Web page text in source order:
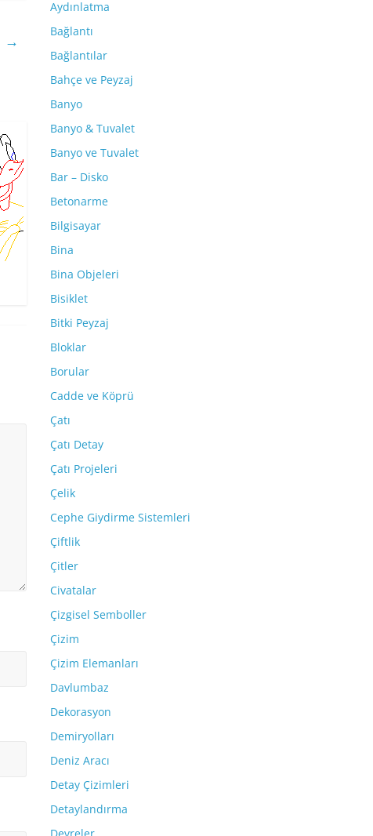
→
Aydınlatma
Bağlantı
Bağlantılar
Bahçe ve Peyzaj
Banyo
Banyo & Tuvalet
Banyo ve Tuvalet
Bar – Disko
Betonarme
Bilgisayar
Bina
Bina Objeleri
Bisiklet
Bitki Peyzaj
Bloklar
Borular
Cadde ve Köprü
Çatı
Çatı Detay
Çatı Projeleri
Çelik
Cephe Giydirme Sistemleri
Çiftlik
Çitler
Civatalar
Çizgisel Semboller
Çizim
Çizim Elemanları
Davlumbaz
Dekorasyon
Demiryolları
Deniz Aracı
Detay Çizimleri
Detaylandırma